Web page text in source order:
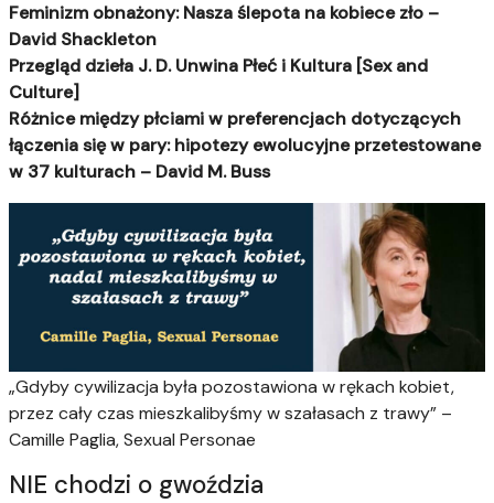
Feminizm obnażony: Nasza ślepota na kobiece zło –
David Shackleton
Przegląd dzieła J. D. Unwina Płeć i Kultura [Sex and
Culture]
Różnice między płciami w preferencjach dotyczących
łączenia się w pary: hipotezy ewolucyjne przetestowane
w 37 kulturach – David M. Buss
„Gdyby cywilizacja była pozostawiona w rękach kobiet,
przez cały czas mieszkalibyśmy w szałasach z trawy” –
Camille Paglia, Sexual Personae
NIE chodzi o gwoździa